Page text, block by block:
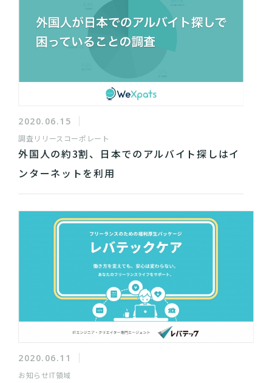
2020.06.15
調査リリース コーポレート
外国人の約3割、日本でのアルバイト探しはイ
ンターネットを利用
2020.06.11
お知らせIT領域